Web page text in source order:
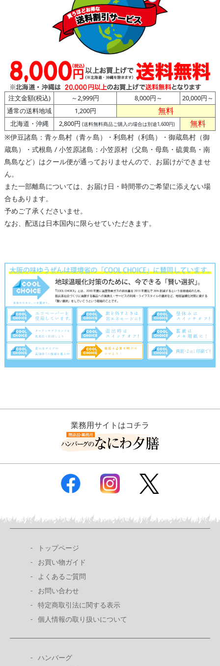
注文金額(税込) ～2,999円 8,000円～
20,000円～
通常の送料地域
1,200円 無料
北海道・沖縄 2,800円 (送料無料商品ご購入の場合は別途1,600円) 無料
※伊豆諸島：青ヶ島村（青ヶ島）・利島村（利島）・御蔵島村（御
蔵島）・式根島 / 小笠原諸島：小笠原村（父島・母島・硫黄島・南
鳥島など）はクール便が通っておりませんので、お届けができませ
ん。
また一部離島については、お届け日・時間帯のご希望に添えない場
合もあります。
予めご了承くださいませ。
なお、配送は日本国内に限らせていただきます。
業務用サイトはコチラ
トップページ
お買い物ガイド
よくあるご質問
お問い合わせ
特定商取引法に関する表示
個人情報の取り扱いについて
ハンバーグ